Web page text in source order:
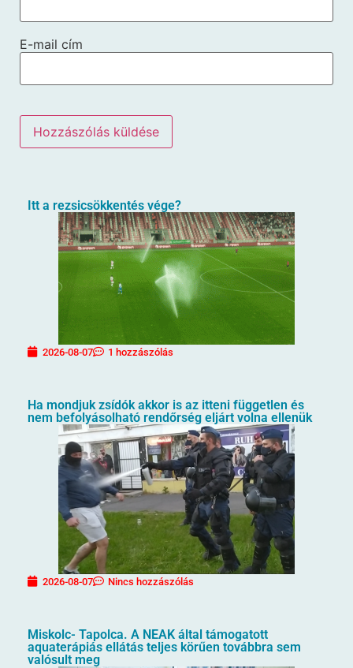
E-mail cím
Itt a rezsicsökkentés vége?
2026-08-07 1 hozzászólás
Ha mondjuk zsídók akkor is az itteni független és
nem befolyásolható rendőrség eljárt volna ellenük
2026-08-07 Nincs hozzászólás
Miskolc- Tapolca. A NEAK által támogatott
aquaterápiás ellátás teljes körűen továbbra sem
valósult meg